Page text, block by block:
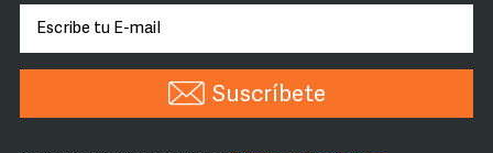
Suscríbete